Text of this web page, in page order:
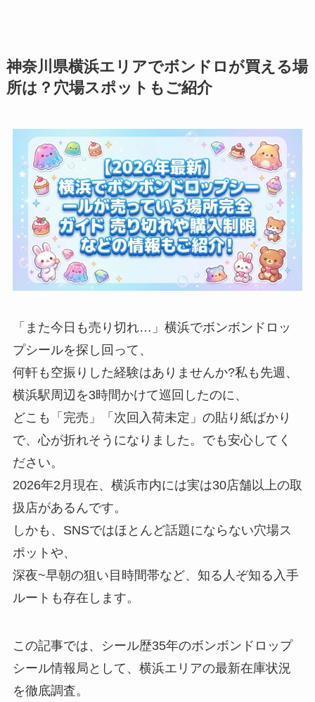
神奈川県横浜エリアでボンドロが買える場
所は？穴場スポットもご紹介
「また今日も売り切れ…」横浜でボンボンドロッ
プシールを探し回って、
何軒も空振りした経験はありませんか?私も先週、
横浜駅周辺を3時間かけて巡回したのに、
どこも「完売」「次回入荷未定」の貼り紙ばかり
で、心が折れそうになりました。でも安心してく
ださい。
2026年2月現在、横浜市内には実は30店舗以上の取
扱店があるんです。
しかも、SNSではほとんど話題にならない穴場ス
ポットや、
深夜~早朝の狙い目時間帯など、知る人ぞ知る入手
ルートも存在します。
この記事では、シール歴35年のボンボンドロップ
シール情報局として、横浜エリアの最新在庫状況
を徹底調査。